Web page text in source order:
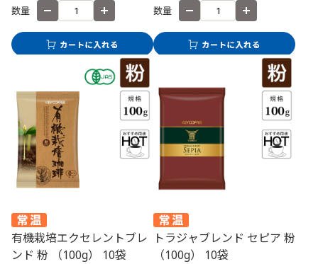
数量 数量
有機栽培エクセレントブレ
ンド 粉 （100g） 10袋
トラジャブレンド セピア 粉
（100g） 10袋